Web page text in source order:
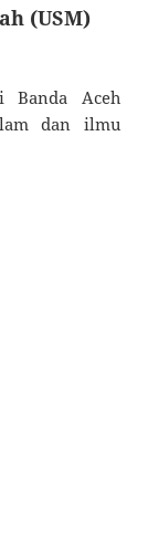
(USM)
Banda Aceh
dan ilmu